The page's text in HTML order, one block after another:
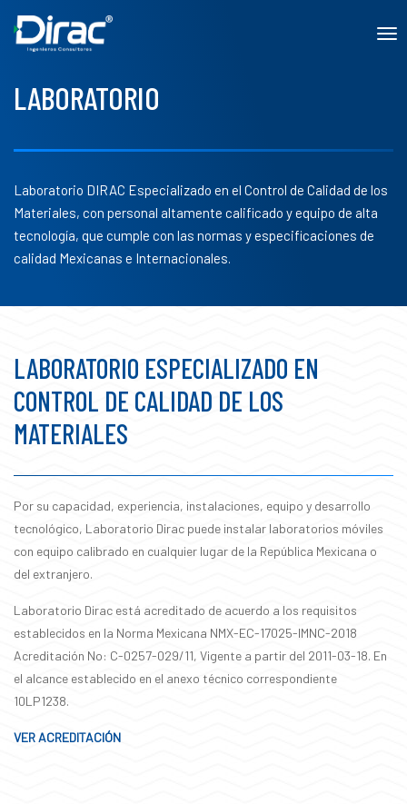
LABORATORIO
Laboratorio DIRAC Especializado en el Control de Calidad de los
Materiales, con personal altamente calificado y equipo de alta
tecnología, que cumple con las normas y especificaciones de
calidad Mexicanas e Internacionales.
LABORATORIO ESPECIALIZADO EN
CONTROL DE CALIDAD DE LOS
MATERIALES
Por su capacidad, experiencia, instalaciones, equipo y desarrollo
tecnológico, Laboratorio Dirac puede instalar laboratorios móviles
con equipo calibrado en cualquier lugar de la República Mexicana o
del extranjero.
Laboratorio Dirac está acreditado de acuerdo a los requisitos
establecidos en la Norma Mexicana NMX-EC-17025-IMNC-2018
Acreditación No: C-0257-029/11, Vigente a partir del 2011-03-18. En
el alcance establecido en el anexo técnico correspondiente
10LP1238.
VER ACREDITACIÓN